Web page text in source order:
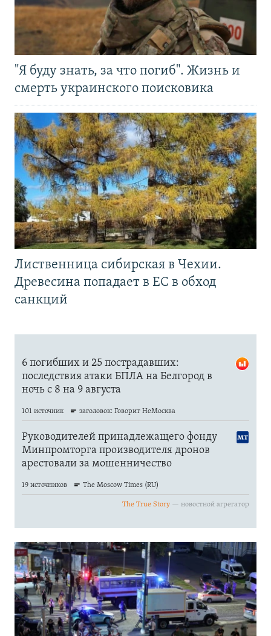
"Я буду знать, за что погиб". Жизнь и
смерть украинского поисковика
Лиственница сибирская в Чехии.
Древесина попадает в ЕС в обход
санкций